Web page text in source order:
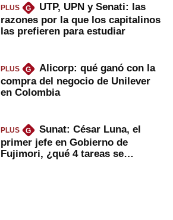
PLUS G
UTP, UPN y Senati: las
razones por la que los capitalinos
las prefieren para estudiar
PLUS G
Alicorp: qué ganó con la
compra del negocio de Unilever
en Colombia
PLUS G
Sunat: César Luna, el
primer jefe en Gobierno de
Fujimori, ¿qué 4 tareas se